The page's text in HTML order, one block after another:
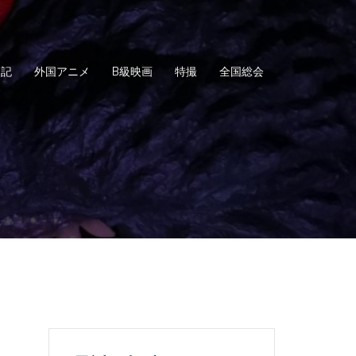
外国アニメ B級映画 特撮 全国総会